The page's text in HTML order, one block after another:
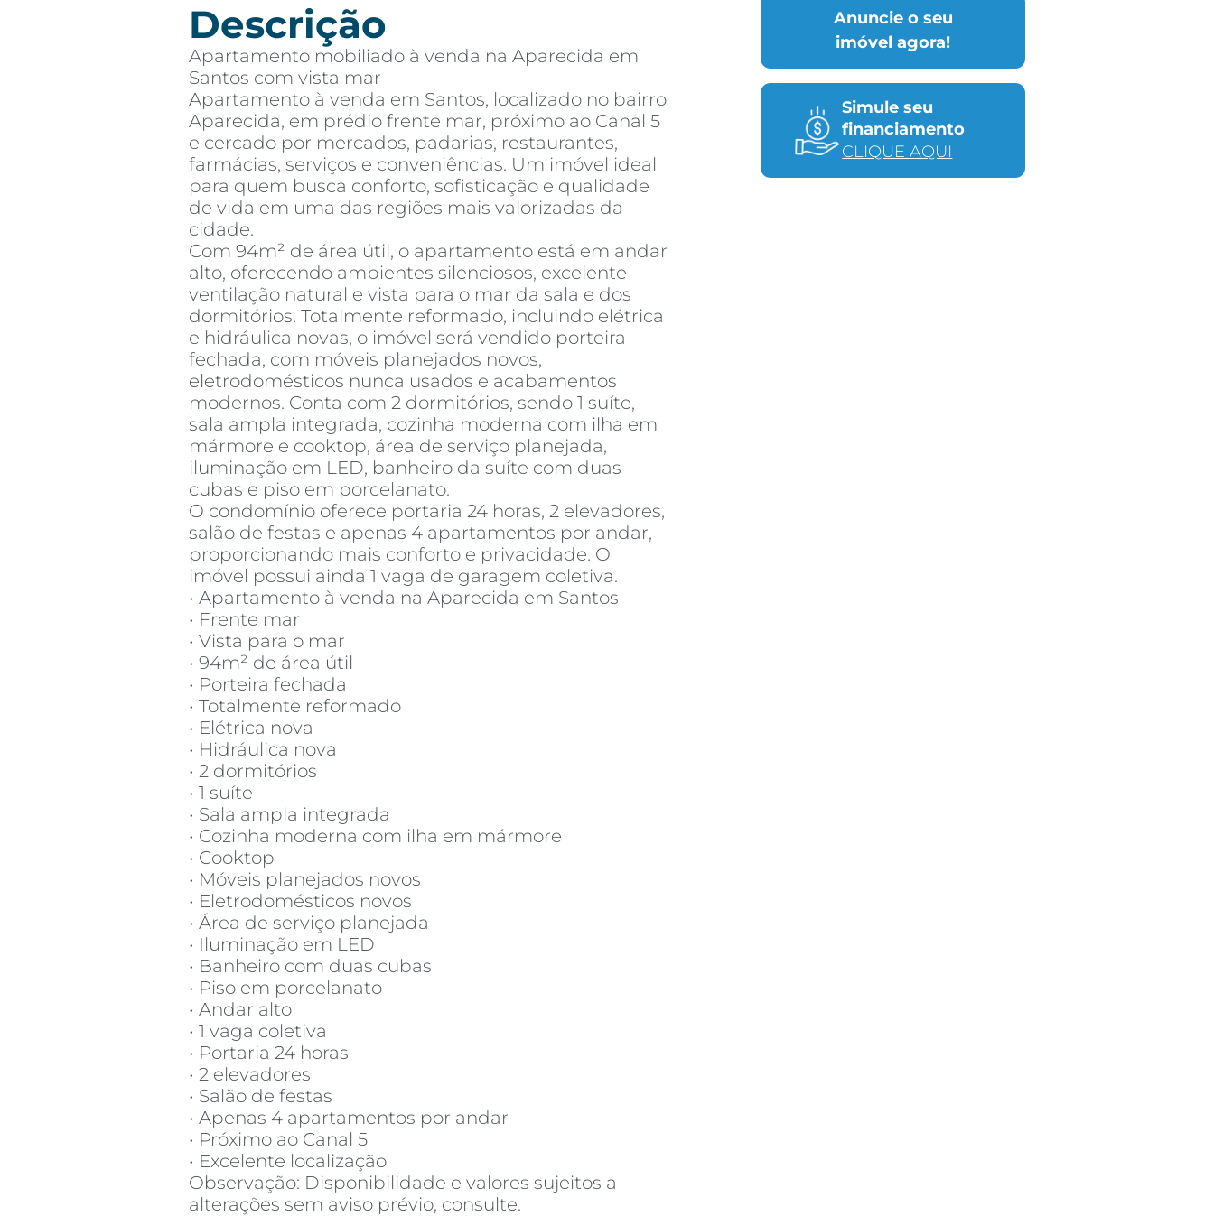
Descrição
Apartamento mobiliado à venda na Aparecida em
Santos com vista mar
Apartamento à venda em Santos, localizado no bairro
Aparecida, em prédio frente mar, próximo ao Canal 5
e cercado por mercados, padarias, restaurantes,
farmácias, serviços e conveniências. Um imóvel ideal
para quem busca conforto, sofisticação e qualidade
de vida em uma das regiões mais valorizadas da
cidade.
Com 94m² de área útil, o apartamento está em andar
alto, oferecendo ambientes silenciosos, excelente
ventilação natural e vista para o mar da sala e dos
dormitórios. Totalmente reformado, incluindo elétrica
e hidráulica novas, o imóvel será vendido porteira
fechada, com móveis planejados novos,
eletrodomésticos nunca usados e acabamentos
modernos. Conta com 2 dormitórios, sendo 1 suíte,
sala ampla integrada, cozinha moderna com ilha em
mármore e cooktop, área de serviço planejada,
iluminação em LED, banheiro da suíte com duas
cubas e piso em porcelanato.
O condomínio oferece portaria 24 horas, 2 elevadores,
salão de festas e apenas 4 apartamentos por andar,
proporcionando mais conforto e privacidade. O
imóvel possui ainda 1 vaga de garagem coletiva.
• Apartamento à venda na Aparecida em Santos
• Frente mar
• Vista para o mar
• 94m² de área útil
• Porteira fechada
• Totalmente reformado
• Elétrica nova
• Hidráulica nova
• 2 dormitórios
• 1 suíte
• Sala ampla integrada
• Cozinha moderna com ilha em mármore
• Cooktop
• Móveis planejados novos
• Eletrodomésticos novos
• Área de serviço planejada
• Iluminação em LED
• Banheiro com duas cubas
• Piso em porcelanato
• Andar alto
• 1 vaga coletiva
• Portaria 24 horas
• 2 elevadores
• Salão de festas
• Apenas 4 apartamentos por andar
• Próximo ao Canal 5
• Excelente localização
Observação: Disponibilidade e valores sujeitos a
alterações sem aviso prévio, consulte.
Anuncie o seu
imóvel agora!
Simule seu
financiamento
CLIQUE AQUI